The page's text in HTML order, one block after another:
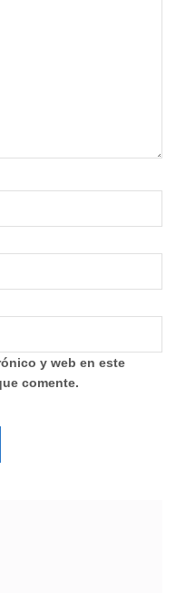
y web en este
comente.